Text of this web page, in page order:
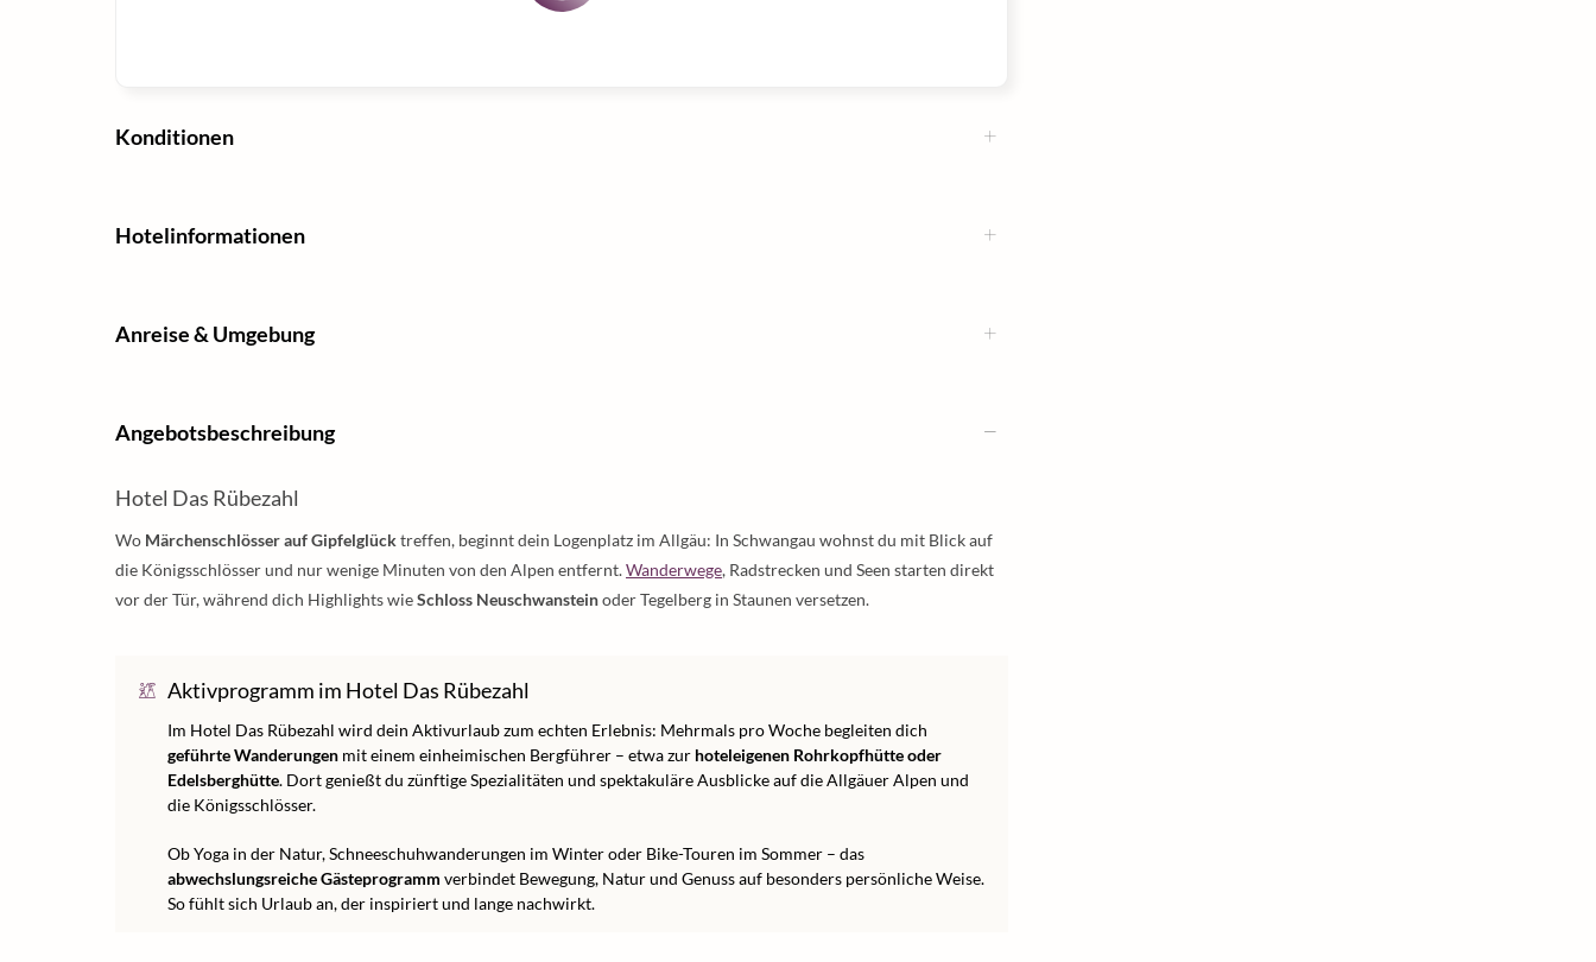
Konditionen
Hotelinformationen
Anreise & Umgebung
Angebotsbeschreibung
Hotel Das Rübezahl
Wo Märchenschlösser auf Gipfelglücktreffen, beginnt dein Logenplatz im Allgäu: In Schwangau wohnst du mit Blick auf
die Königsschlösser und nur wenige Minuten von den Alpen entfernt.Wanderwege, Radstrecken und Seen starten direkt
vor der Tür, während dich Highlights wieSchloss Neuschwansteinoder Tegelberg in Staunen versetzen.
Aktivprogramm im Hotel Das Rübezahl
Im Hotel Das Rübezahl wird dein Aktivurlaub zum echten Erlebnis: Mehrmals pro Woche begleiten dich
geführte Wanderungen mit einem einheimischen Bergführer – etwa zur hoteleigenen Rohrkopfhütte oder
Edelsberghütte. Dort genießt du zünftige Spezialitäten und spektakuläre Ausblicke auf die Allgäuer Alpen und
die Königsschlösser.
Ob Yoga in der Natur, Schneeschuhwanderungen im Winter oder Bike-Touren im Sommer – das
abwechslungsreiche Gästeprogramm verbindet Bewegung, Natur und Genuss auf besonders persönliche Weise.
So fühlt sich Urlaub an, der inspiriert und lange nachwirkt.